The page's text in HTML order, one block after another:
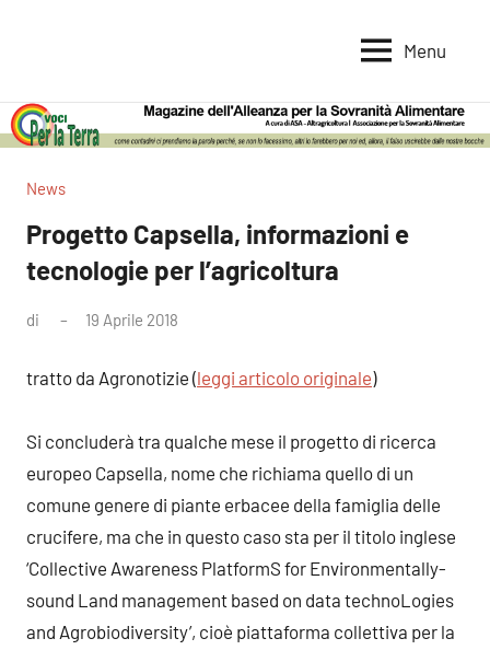
per
la
Terra
per
la
Alimentare
Menu
News
Progetto Capsella, informazioni e
tecnologie per l’agricoltura
di 19 Aprile 2018
tratto da Agronotizie (leggi articolo originale)
Si concluderà tra qualche mese il progetto di ricerca
europeo Capsella, nome che richiama quello di un
comune genere di piante erbacee della famiglia delle
crucifere, ma che in questo caso sta per il titolo inglese
‘Collective Awareness PlatformS for Environmentally-
sound Land management based on data technoLogies
and Agrobiodiversity’, cioè piattaforma collettiva per la